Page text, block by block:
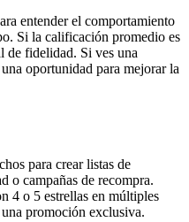
entender el comportamiento
Si la calificación promedio es
de fidelidad. Si ves una
oportunidad para mejorar la
para crear listas de
o campañas de recompra.
4 o 5 estrellas en múltiples
promoción exclusiva.